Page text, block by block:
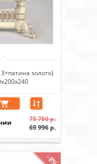
золото)
75 750 р.
69 996 р.
-8%